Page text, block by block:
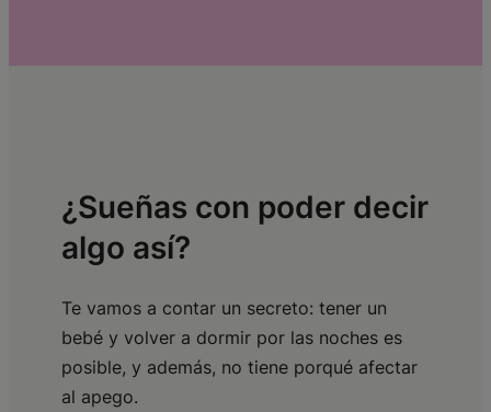
¿Sueñas con poder decir
algo así?
Te vamos a contar un secreto: tener un
bebé y volver a dormir por las noches es
posible, y además, no tiene porqué afectar
al apego.